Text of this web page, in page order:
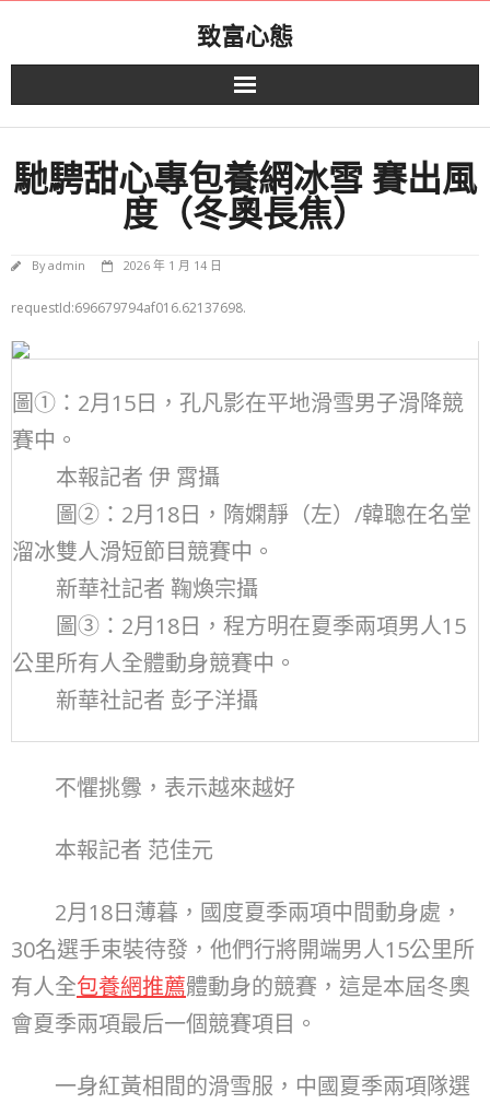
致富心態
馳騁甜心專包養網冰雪 賽出風
度（冬奧長焦）
Byadmin 2026 年 1 月 14 日
requestId:696679794af016.62137698.
圖①：2月15日，孔凡影在平地滑雪男子滑降競
賽中。
本報記者 伊 霄攝
圖②：2月18日，隋嫻靜（左）/韓聰在名堂
溜冰雙人滑短節目競賽中。
新華社記者 鞠煥宗攝
圖③：2月18日，程方明在夏季兩項男人15
公里所有人全體動身競賽中。
新華社記者 彭子洋攝
不懼挑釁，表示越來越好
本報記者 范佳元
2月18日薄暮，國度夏季兩項中間動身處，
30名選手束裝待發，他們行將開端男人15公里所
有人全包養網推薦體動身的競賽，這是本屆冬奧
會夏季兩項最后一個競賽項目。
一身紅黃相間的滑雪服，中國夏季兩項隊選